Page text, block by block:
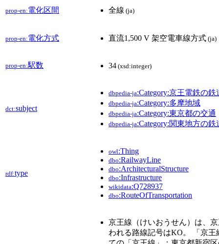
prop-en:電化区間 全線 (ja)
prop-en:電化方式 直流1,500 V 架空電車線方式 (ja)
prop-en:駅数 34 (xsd:integer)
dct:subject
dbpedia-ja:Category:京王電鉄の鉄
dbpedia-ja:Category:多摩地域
dbpedia-ja:Category:東京都の交通
dbpedia-ja:Category:関東地方の鉄
rdf:type
owl:Thing
dbo:RailwayLine
dbo:ArchitecturalStructure
dbo:Infrastructure
wikidata:Q728937
dbo:RouteOfTransportation
京王線（けいおうせん）は、
われる路線記号はKO。 「京